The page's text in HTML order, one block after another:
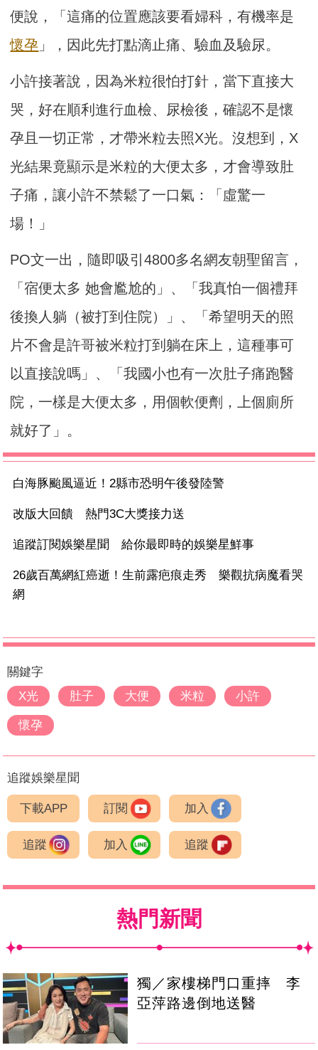
便說，「這痛的位置應該要看婦科，有機率是
懷孕 」，因此先打點滴止痛、驗血及驗尿。
小許接著說，因為米粒很怕打針，當下直接大
哭，好在順利進行血檢、尿檢後，確認不是懷
孕且一切正常，才帶米粒去照X光。沒想到，X
光結果竟顯示是米粒的大便太多，才會導致肚
子痛，讓小許不禁鬆了一口氣：「虛驚一
場！」
PO文一出，隨即吸引4800多名網友朝聖留言，
「宿便太多 她會尷尬的」、「我真怕一個禮拜
後換人躺（被打到住院）」、「希望明天的照
片不會是許哥被米粒打到躺在床上，這種事可
以直接說嗎」、「我國小也有一次肚子痛跑醫
院，一樣是大便太多，用個軟便劑，上個廁所
就好了」。
白海豚颱風逼近！2縣市恐明午後發陸警
改版大回饋 熱門3C大獎接力送
追蹤訂閱娛樂星聞 給你最即時的娛樂星鮮事
26歲百萬網紅癌逝！生前露疤痕走秀 樂觀抗病魔看哭
網
關鍵字
X光
肚子 大便 米粒 小許
懷孕
追蹤娛樂星聞
下載APP 訂閱 加入
追蹤 加入 追蹤
熱門新聞
獨／家樓梯門口重摔 李
亞萍路邊倒地送醫